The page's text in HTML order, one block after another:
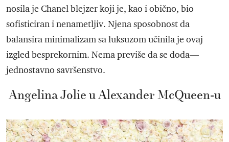
nosila je Chanel blejzer koji je, kao i obično, bio
sofisticiran i nenametljiv. Njena sposobnost da
balansira minimalizam sa luksuzom učinila je ovaj
izgled besprekornim. Nema previše da se doda—
jednostavno savršenstvo.
Angelina Jolie u Alexander McQueen-u